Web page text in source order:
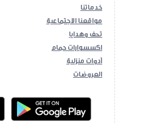
خدماتنا
مواقعنا الاجتماعية
تحف وهدايا
اكسسوارات حمام
أدوات منزلية
العروضات
ios App Android App